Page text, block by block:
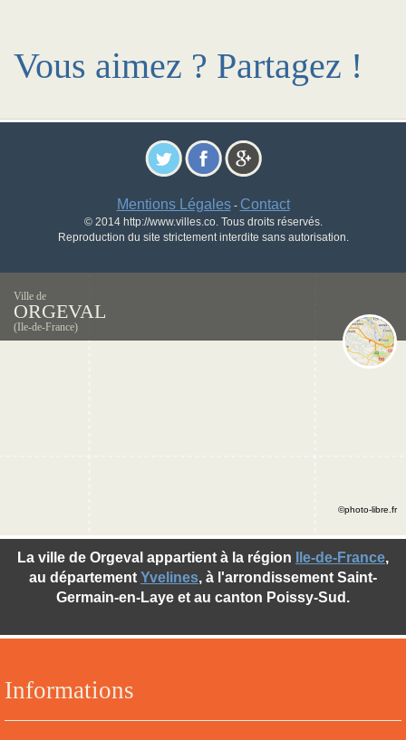
Vous aimez ? Partagez !
Mentions Légales- Contact
© 2014 http://www.villes.co. Tous droits réservés.
Reproduction du site strictement interdite sans autorisation.
Ville de
ORGEVAL
(Ile-de-France)
Informations
La ville de Orgeval appartient à la région Ile-de-France,
au département Yvelines, à l'arrondissement Saint-
Germain-en-Laye et au canton Poissy-Sud.
©photo-libre.fr